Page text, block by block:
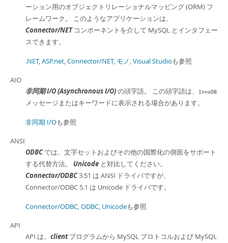
ーション用のオブジェクトリレーショナルマッピング (ORM) フ
レームワーク。 このようなアプリケーションは、
Connector/NETコンポーネントを介して MySQL とインタフェー
スできます。
.NET,ASP.net,Connector/NET, モノ,Visual Studioも参照
AIO
非同期 I/O (Asynchronous I/O)の頭字語。 この頭字語は、 InnoDB
メッセージまたはキーワードに表示される場合があります。
非同期 I/Oも参照
ANSI
ODBCでは、文字セットおよびその他の国際化の側面をサポート
する代替方法。 Unicode と対比してください。
Connector/ODBC3.51 は ANSI ドライバですが、
Connector/ODBC 5.1 は Unicode ドライバです。
Connector/ODBC,ODBC, Unicodeも参照
API
API は、 clientプログラムから MySQL プロトコルおよび MySQL